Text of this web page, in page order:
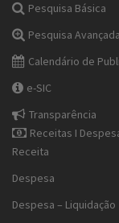
Pesquisa Básica
Pesquisa Avançada
Calendário de
e-SIC
Transparência
Receitas I
Receita
Despesa
Despesa – Liquidação